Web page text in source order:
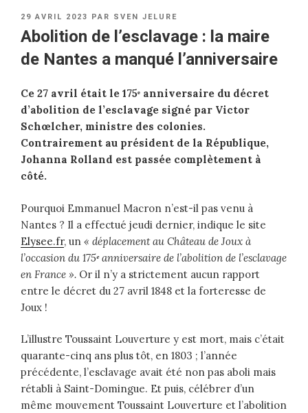
PUBLIÉ
LE
29 AVRIL 2023 PAR SVEN JELURE
Abolition de l’esclavage : la maire
de Nantes a manqué l’anniversaire
Ce 27 avril était le 175ᵉ anniversaire du décret
d’abolition de l’esclavage signé par Victor
Schœlcher, ministre des colonies.
Contrairement au président de la République,
Johanna Rolland est passée complètement à
côté.
Pourquoi Emmanuel Macron n’est-il pas venu à
Nantes ? Il a effectué jeudi dernier, indique le site
Elysee.fr, un « déplacement au Château de Joux à
l’occasion du 175ᵉanniversaire de l’abolition de l’esclavage
en France ». Or il n’y a strictement aucun rapport
entre le décret du 27 avril 1848 et la forteresse de
Joux !
L’illustre Toussaint Louverture y est mort, mais c’était
quarante-cinq ans plus tôt, en 1803 ; l’année
précédente, l’esclavage avait été non pas aboli mais
rétabli à Saint-Domingue. Et puis, célébrer d’un
même mouvement Toussaint Louverture et l’abolition